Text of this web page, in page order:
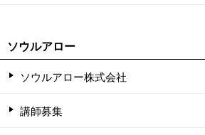
ソウルアロー
ソウルアロー株式会社
講師募集